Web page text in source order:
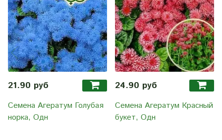
21.90 руб
Семена Агератум Голубая
норка, Одн
24.90 руб
Семена Агератум Красный
букет, Одн